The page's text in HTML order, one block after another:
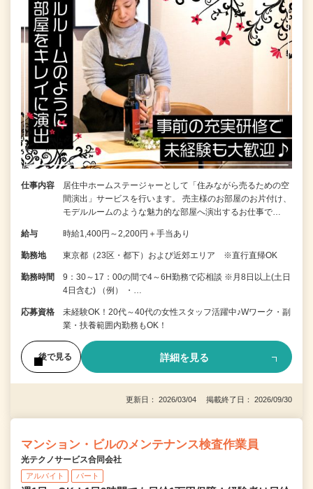
仕事内容
居住中ホームステージャーとして「住みながら売るための空
間演出」サービスを行います。 売主様のお部屋のお片付け、
モデルルームのような魅力的な部屋へ演出するお仕事で…
給与 時給1,400円～2,200円＋手当あり
勤務地 東京都（23区・都下）および近郊エリア ※直行直帰OK
勤務時間
9：30～17：00の間で4～6H勤務で応相談 ※月8日以上(土日
4日含む) （例） ・…
応募資格
未経験OK！20代～40代の女性スタッフ活躍中♪Wワーク・副
業・扶養範囲内勤務もOK！
後で見る 詳細を見る
更新日： 2026/03/04 掲載終了日： 2026/09/30
マンション・ビルのメンテナンス検査作業員
光テクノサービス合同会社
アルバイト パート